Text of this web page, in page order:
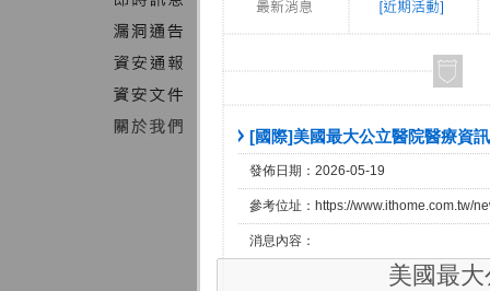
[國際]美國最大公立醫院醫療資
發佈日期：2026-05-19
參考位址：https://www.ithome.com.tw/
消息內容：